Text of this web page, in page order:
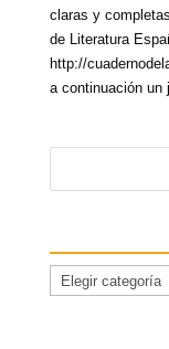
claras y
de Literatura
http://
a continuación